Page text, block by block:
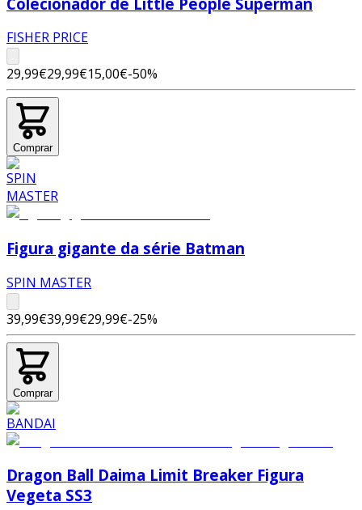
FISHER PRICE
29,99€29,99€15,00€-50%
Comprar
Figura gigante da série Batman
SPIN MASTER
39,99€39,99€29,99€-25%
Comprar
Dragon Ball Daima Limit Breaker Figura
Vegeta SS3